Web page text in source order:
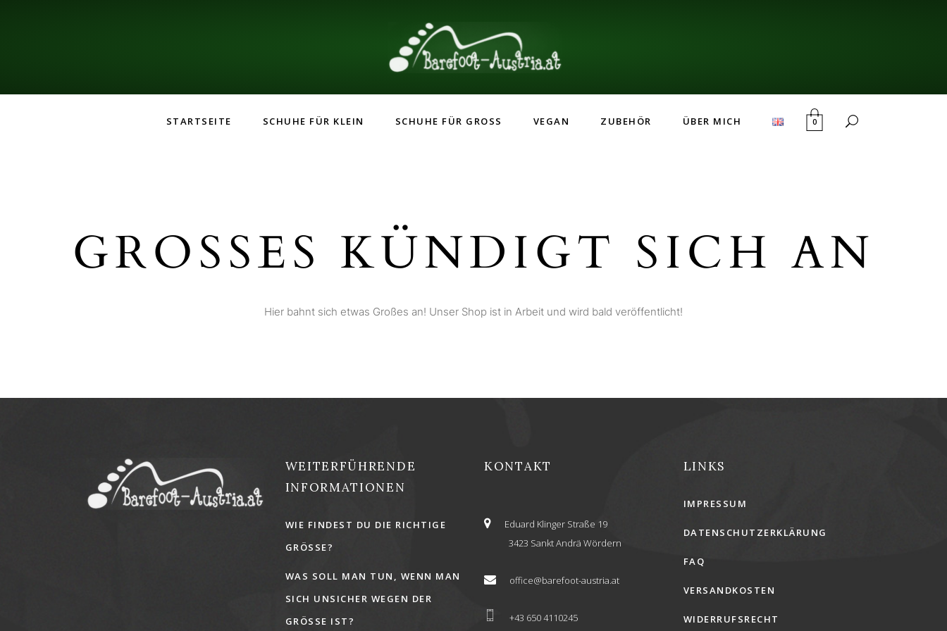
STARTSEITE SCHUHE FÜR KLEIN SCHUHE FÜR GROSS VEGAN ZUBEHÖR ÜBER MICH 0
GROSSES KÜNDIGT SICH AN
Hier bahnt sich etwas Großes an! Unser Shop ist in Arbeit und wird bald veröffentlicht!
WEITERFÜHRENDE
INFORMATIONEN
WIE FINDEST DU DIE RICHTIGE
GRÖSSE?
WAS SOLL MAN TUN, WENN MAN
SICH UNSICHER WEGEN DER
GRÖSSE IST?
KONTAKT
Eduard Klinger Straße 19
3423 Sankt Andrä Wördern
office@barefoot-austria.at
+43 650 4110245
LINKS
IMPRESSUM
DATENSCHUTZERKLÄRUNG
FAQ
VERSANDKOSTEN
WIDERRUFSRECHT